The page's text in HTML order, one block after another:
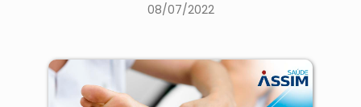
08/07/2022